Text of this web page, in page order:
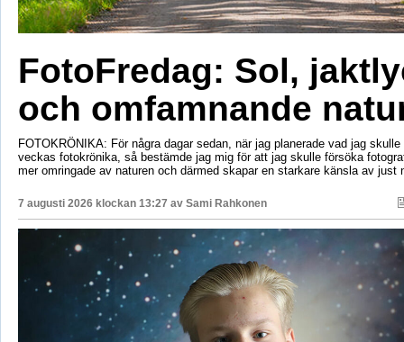
FotoFredag: Sol,
och omfamnande
FOTOKRÖNIKA: För några dagar sedan, när jag planerade vad jag
veckas fotokrönika, så bestämde jag mig för att jag skulle försöka
mer omringade av naturen och därmed skapar en starkare känsla av just
7 augusti 2026 klockan 13:27 av Sami Rahkonen